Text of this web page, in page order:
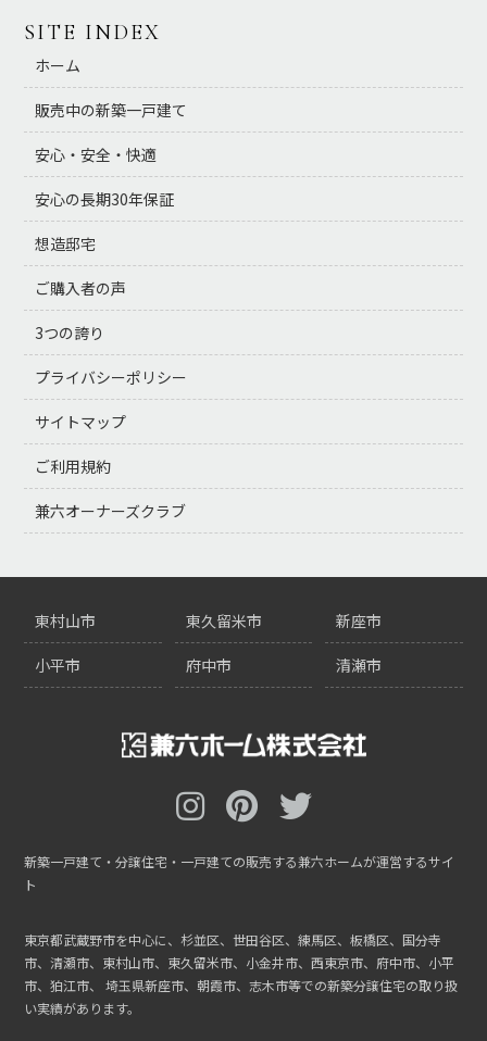
SITE INDEX
ホーム
販売中の新築一戸建て
安心・安全・快適
安心の長期30年保証
想造邸宅
ご購入者の声
3つの誇り
プライバシーポリシー
サイトマップ
ご利用規約
兼六オーナーズクラブ
東村山市 東久留米市 新座市
小平市 府中市 清瀬市
新築一戸建て・分譲住宅・一戸建ての販売する兼六ホームが運営するサイ
ト
東京都武蔵野市を中心に、杉並区、世田谷区、練馬区、板橋区、国分寺
市、清瀬市、東村山市、東久留米市、小金井市、西東京市、府中市、小平
市、狛江市、
埼玉県新座市、朝霞市、志木市等での新築分譲住宅の取り扱
い実績があります。